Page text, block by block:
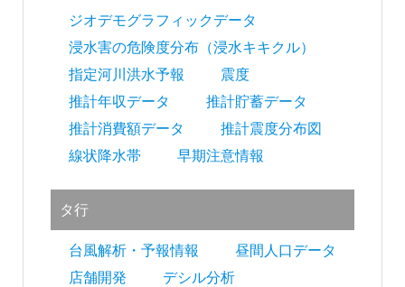
ジオデモグラフィックデータ
浸水害の危険度分布（浸水キキクル）
指定河川洪水予報
震度
推計年収データ
推計貯蓄データ
推計消費額データ
推計震度分布図
線状降水帯
早期注意情報
タ行
台風解析・予報情報
昼間人口データ
店舗開発
デシル分析